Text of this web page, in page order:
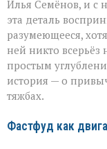
Илья Семёнов, и с
эта деталь
разумеющееся,
ней никто всерьёз
простым
история — о
тяжбах.
Фастфуд как